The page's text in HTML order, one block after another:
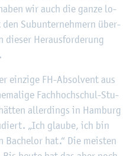
wir auch die ganze lo­
Sub­un­ter­neh­mern über­
die­ser Her­aus­for­de­rung
ein­zi­ge FH-Ab­sol­vent aus
Fach­hoch­schul-Stu­
al­ler­dings in Ham­burg
„Ich glau­be, ich bin
Ba­che­lor hat.“ Die meis­ten